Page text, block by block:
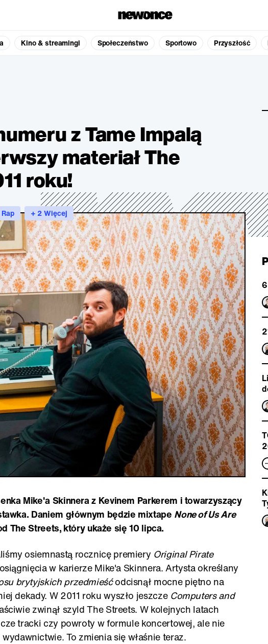
Kino & streamingi Społeczeństwo Sportowo Przyszłość
z Tame Impalą
materiał The
roku!
+ 2 Więcej
Mike'a Skinnera z Kevinem Parkerem i towarzyszący
Daniem głównym będzie mixtape None of Us Are
The Streets,który ukaże się 10 lipca.
osiemnastą rocznicę premiery Original Pirate
w karierze Mike'a Skinnera. Artysta określany
brytyjskich przedmieśćodcisnął mocne piętno na
dekady. W 2011 roku wyszło jeszcze Computers and
zwinął szyld The Streets. W kolejnych latach
tracki czy powroty w formule koncertowej, ale nie
To zmienia się właśnie teraz.